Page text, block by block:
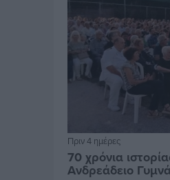
Πριν 4 ημέρες
70 χρόνια
Ανδρεάδειο